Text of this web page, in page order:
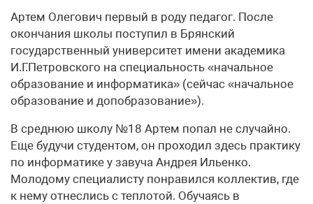
Артем Олегович первый в роду педагог. После
окончания школы поступил в Брянский
государственный университет имени академика
И.Г.Петровского на специальность «начальное
образование и информатика» (сейчас «начальное
образование и допобразование»).
В среднюю школу №18 Артем попал не случайно.
Еще будучи студентом, он проходил здесь практику
по информатике у завуча Андрея Ильенко.
Молодому специалисту понравился коллектив, где
к нему отнеслись с теплотой. Обучаясь в